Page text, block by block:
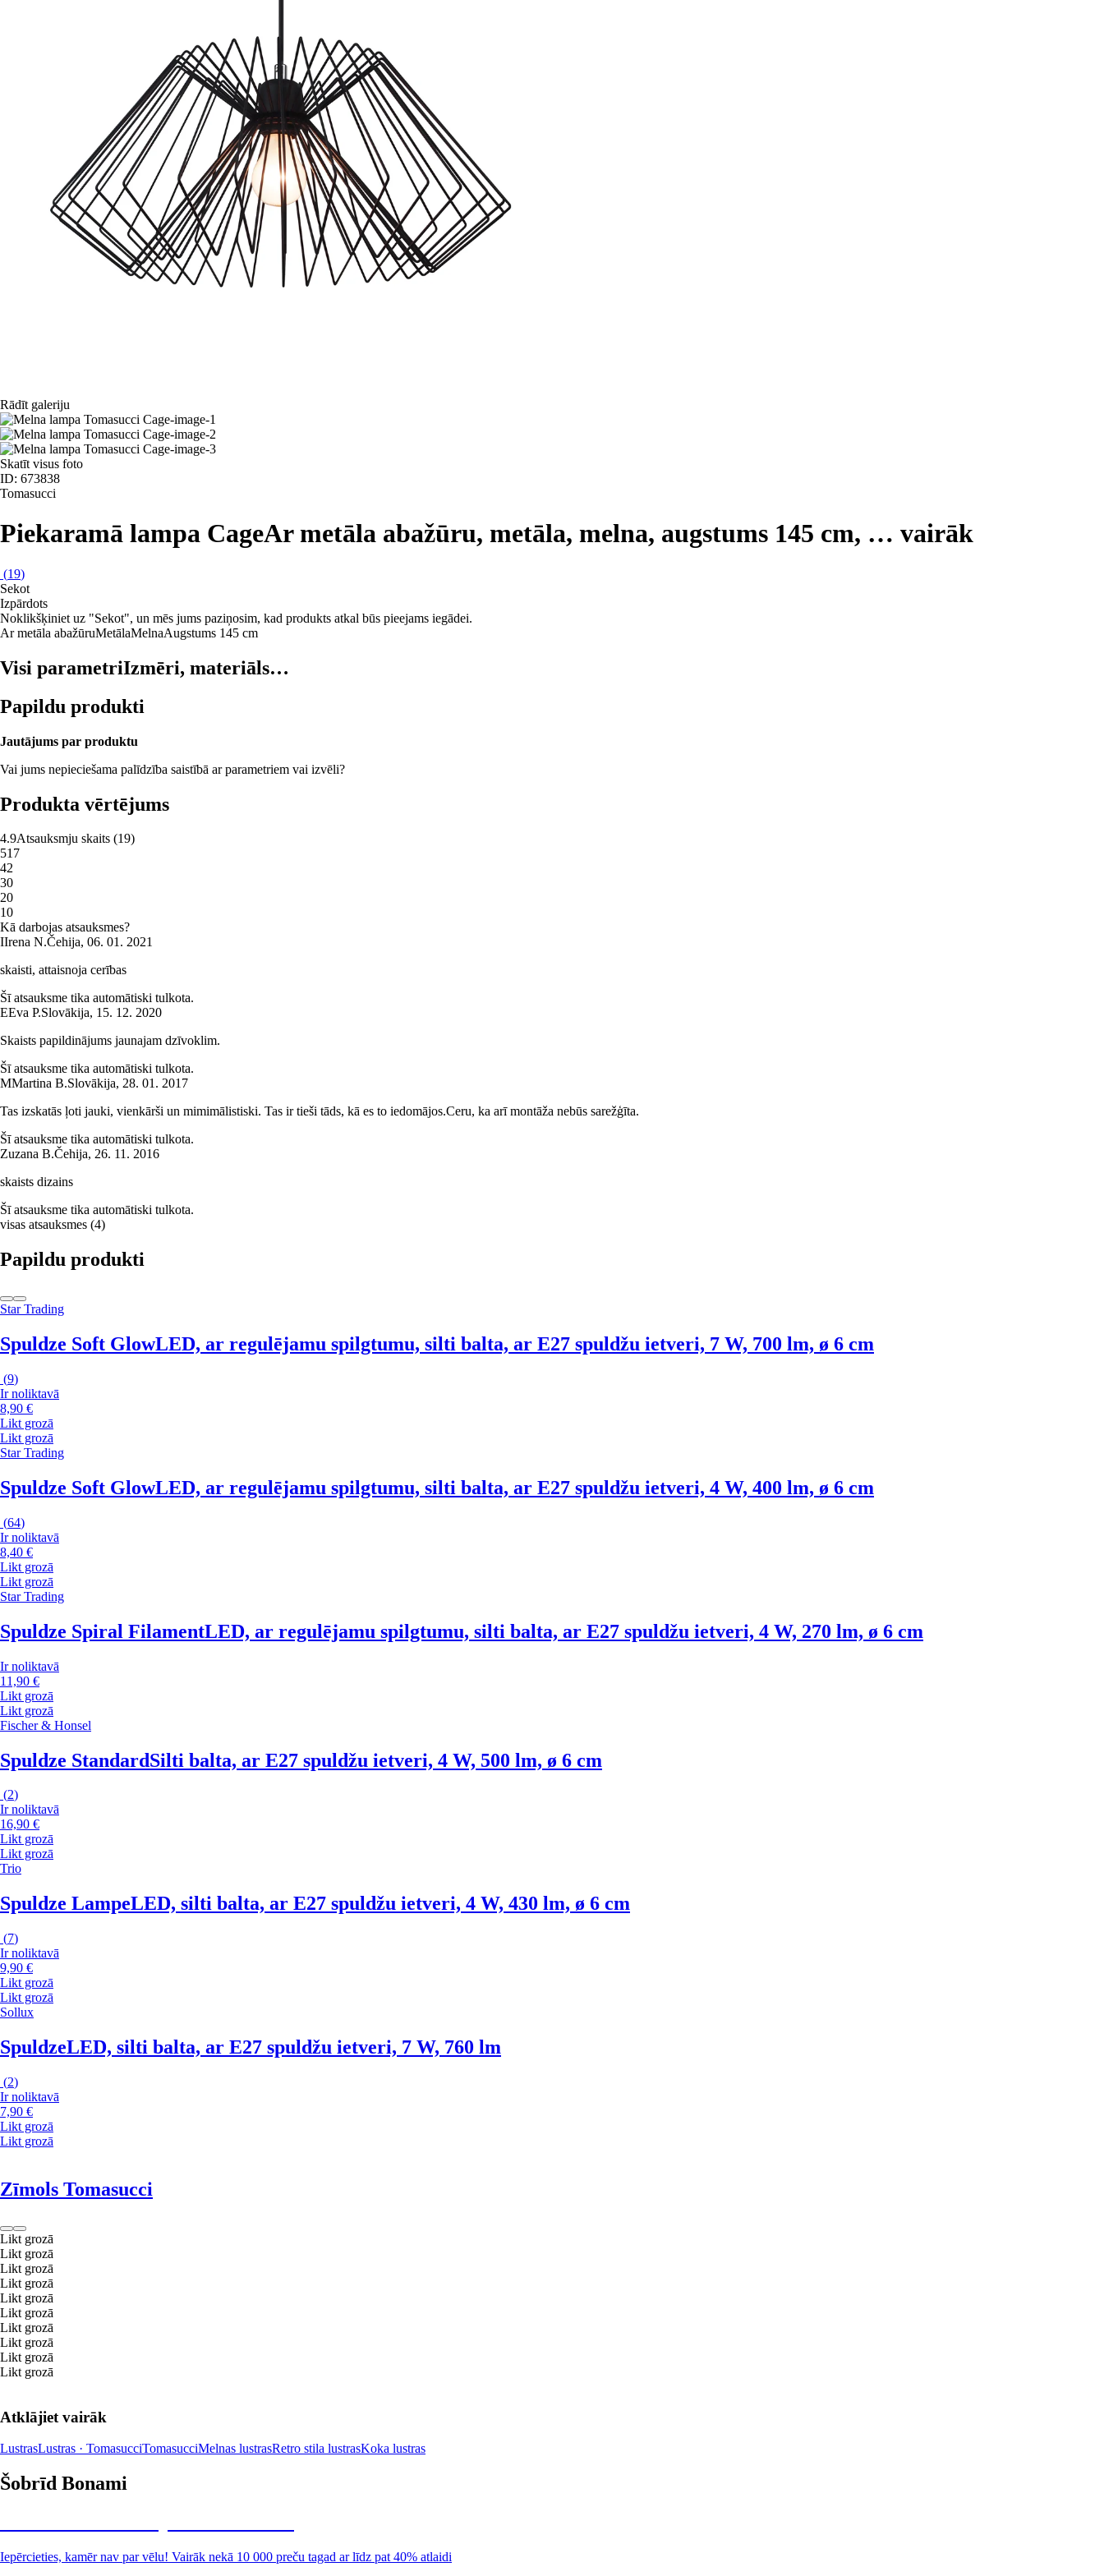
Rādīt galeriju
Skatīt visus foto
ID: 673838
Tomasucci
Piekaramā lampa CageAr metāla abažūru, metāla, melna, augstums 145 cm, … vairāk
(19)
Sekot
Izpārdots
Noklikšķiniet uz "Sekot", un mēs jums paziņosim, kad produkts atkal būs pieejams iegādei.
Ar metāla abažūruMetālaMelnaAugstums 145 cm
Visi parametriIzmēri, materiāls…
Papildu produkti
Jautājums par produktu
Vai jums nepieciešama palīdzība saistībā ar parametriem vai izvēli?
Produkta vērtējums
4.9Atsauksmju skaits (19)
517
42
30
20
10
Kā darbojas atsauksmes?
IIrena N.Čehija, 06. 01. 2021
skaisti, attaisnoja cerības
Šī atsauksme tika automātiski tulkota.
EEva P.Slovākija, 15. 12. 2020
Skaists papildinājums jaunajam dzīvoklim.
Šī atsauksme tika automātiski tulkota.
MMartina B.Slovākija, 28. 01. 2017
Tas izskatās ļoti jauki, vienkārši un mimimālistiski. Tas ir tieši tāds, kā es to iedomājos.Ceru, ka arī montāža nebūs sarežģīta.
Šī atsauksme tika automātiski tulkota.
Zuzana B.Čehija, 26. 11. 2016
skaists dizains
Šī atsauksme tika automātiski tulkota.
visas atsauksmes (4)
Papildu produkti
Star Trading
Spuldze Soft GlowLED, ar regulējamu spilgtumu, silti balta, ar E27 spuldžu ietveri, 7 W, 700 lm, ø 6 cm
(9)
Ir noliktavā
8,90 €
Likt grozā
Likt grozā
Star Trading
Spuldze Soft GlowLED, ar regulējamu spilgtumu, silti balta, ar E27 spuldžu ietveri, 4 W, 400 lm, ø 6 cm
(64)
Ir noliktavā
8,40 €
Likt grozā
Likt grozā
Star Trading
Spuldze Spiral FilamentLED, ar regulējamu spilgtumu, silti balta, ar E27 spuldžu ietveri, 4 W, 270 lm, ø 6 cm
Ir noliktavā
11,90 €
Likt grozā
Likt grozā
Fischer & Honsel
Spuldze StandardSilti balta, ar E27 spuldžu ietveri, 4 W, 500 lm, ø 6 cm
(2)
Ir noliktavā
16,90 €
Likt grozā
Likt grozā
Trio
Spuldze LampeLED, silti balta, ar E27 spuldžu ietveri, 4 W, 430 lm, ø 6 cm
(7)
Ir noliktavā
9,90 €
Likt grozā
Likt grozā
Sollux
SpuldzeLED, silti balta, ar E27 spuldžu ietveri, 7 W, 760 lm
(2)
Ir noliktavā
7,90 €
Likt grozā
Likt grozā
Zīmols Tomasucci
Likt grozā
Likt grozā
Likt grozā
Likt grozā
Likt grozā
Likt grozā
Likt grozā
Likt grozā
Likt grozā
Likt grozā
Atklājiet vairāk
LustrasLustras · TomasucciTomasucciMelnas lustrasRetro stila lustrasKoka lustras
Šobrīd Bonami
Iepērcieties, kamēr nav par vēlu! Vairāk nekā 10 000 preču tagad ar līdz pat 40% atlaidi